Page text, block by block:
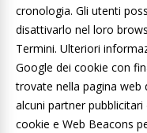
cronologia. Gli utenti
disattivarlo nel loro
Termini. Ulteriori
Google dei cookie con
trovate nella pagina web
alcuni partner
cookie e Web Beacons